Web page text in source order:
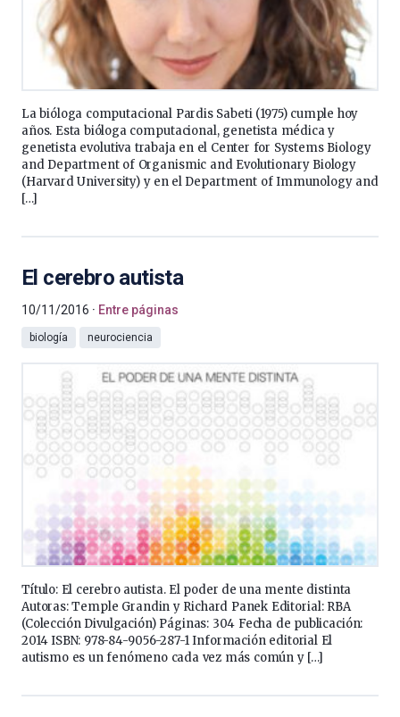
La bióloga computacional Pardis Sabeti (1975) cumple hoy
años. Esta bióloga computacional, genetista médica y
genetista evolutiva trabaja en el Center for Systems Biology
and Department of Organismic and Evolutionary Biology
(Harvard University) y en el Department of Immunology and
[…]
El cerebro autista
10/11/2016 Entre páginas
biología neurociencia
Título: El cerebro autista. El poder de una mente distinta
Autoras: Temple Grandin y Richard Panek Editorial: RBA
(Colección Divulgación) Páginas: 304 Fecha de publicación:
2014 ISBN: 978-84-9056-287-1 Información editorial El
autismo es un fenómeno cada vez más común y […]